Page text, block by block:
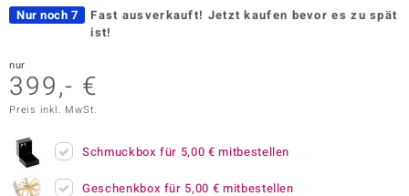
Nur noch 7 Fast ausverkauft! Jetzt kaufen bevor es zu spät
ist!
nur
399,- €
Preis inkl. MwSt.
Schmuckbox für 5,00 € mitbestellen
Geschenkbox für 5,00 € mitbestellen